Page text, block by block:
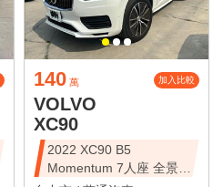
140 萬 加入比較
VOLVO
XC90
2022 XC90 B5
Momentum 7人座 全景天